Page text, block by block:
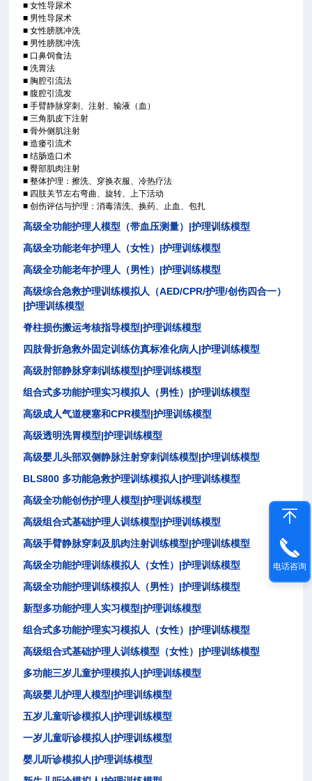
■女性导尿术
■ 男性导尿术
■女性膀胱冲洗
■ 男性膀胱冲洗
■ 口鼻饲食法
■洗胃法
■ 胸腔引流法
■ 腹腔引流发
■手臂静脉穿刺、注射、输液（血）
■三角肌皮下注射
■骨外侧肌注射
■造瘘引流术
■结肠造口术
■臀部肌肉注射
■整体护理：擦洗、穿换衣服、冷热疗法
■ 四肢关节左右弯曲、旋转、上下活动
■创伤评估与护理：消毒清洗、换药、止血、包扎
高级全功能护理人模型（带血压测量） |护理训练模型
高级全功能老年护理人（女性） |护理训练模型
高级全功能老年护理人（男性） |护理训练模型
高级综合急救护理训练模拟人（AED/CPR/护理/创伤四合一）
|护理训练模型
脊柱损伤搬运考核指导模型|护理训练模型
四肢骨折急救外固定训练仿真标准化病人|护理训练模型
高级肘部静脉穿刺训练模型|护理训练模型
组合式多功能护理实习模拟人（男性） |护理训练模型
高级成人气道梗塞和CPR模型|护理训练模型
高级透明洗胃模型|护理训练模型
高级婴儿头部双侧静脉注射穿刺训练模型|护理训练模型
BLS800 多功能急救护理训练模拟人|护理训练模型
高级全功能创伤护理人模型|护理训练模型
高级组合式基础护理人训练模型|护理训练模型
高级手臂静脉穿刺及肌肉注射训练模型|护理训练模型
高级全功能护理训练模拟人（女性） |护理训练模型
高级全功能护理训练模拟人（男性） |护理训练模型
新型多功能护理人实习模型|护理训练模型
组合式多功能护理实习模拟人（女性） |护理训练模型
高级组合式基础护理人训练模型（女性） |护理训练模型
多功能三岁儿童护理模拟人|护理训练模型
高级婴儿护理人模型|护理训练模型
五岁儿童听诊模拟人|护理训练模型
一岁儿童听诊模拟人|护理训练模型
婴儿听诊模拟人|护理训练模型
电话咨询